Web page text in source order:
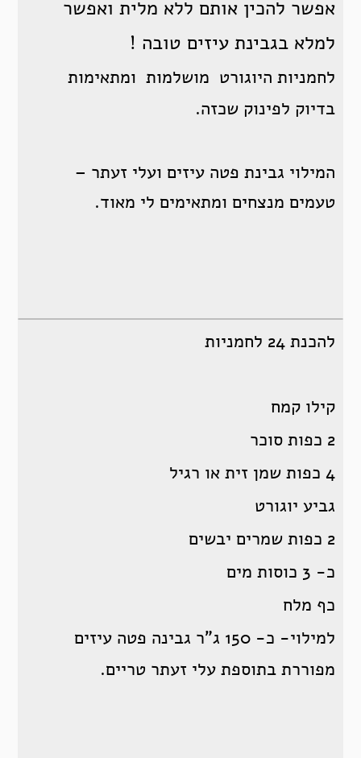
אפשר להכין אותם ללא מלית ואפשר
למלא בגבינת עיזים טובה !
לחמניות היוגורט מושלמות ומתאימות
בדיוק לפינוק שכזה.
המילוי גבינת פטה עיזים ועלי זעתר –
טעמים מנצחים ומתאימים לי מאוד.
להכנת 24 לחמניות
קילו קמח
2 כפות סוכר
4 כפות שמן זית או רגיל
גביע יוגורט
2 כפות שמרים יבשים
כ- 3 כוסות מים
כף מלח
למילוי- כ- 150 ג”ר גבינה פטה עיזים
מפוררת בתוספת עלי זעתר טריים.